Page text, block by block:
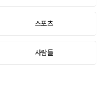
스포츠
사람들